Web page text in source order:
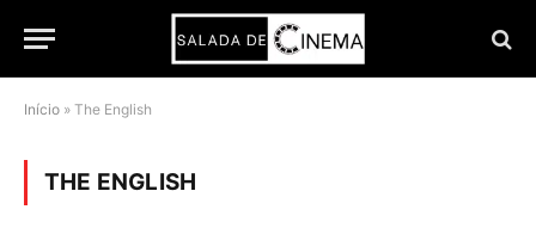
Início » The English
THE ENGLISH